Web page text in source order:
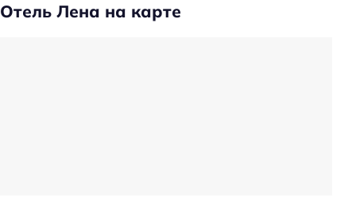
Удобства в номерах
Отель Лена на карте